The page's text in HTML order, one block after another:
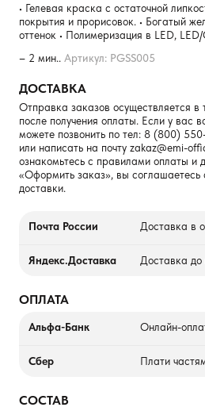
• Гелевая краска с остаточной
покрытия и прорисовок. • Богатый
оттенок • Полимеризация в LED,
– 2 мин.. Артикул: PGSS005
ДОСТАВКА
Отправка заказов осуществляется в
после получения оплаты. Если у вас
можете позвонить по тел: 8 (800)
или написать на почту zakaz@emi-
ознакомьтесь с правилами оплаты и
«Оформить заказ», вы
доставки.
Почта России Доставка в
Яндекс.Доставка Доставка до
ОПЛАТА
Альфа-Банк Онлайн-
Сбер Плати
СОСТАВ